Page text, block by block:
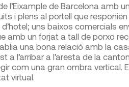
l’Eixample de Barcelona amb
i plens al portell que
d’hotel; uns baixos comercials
amb un forjat a tall de porxo
una bona relació amb la
a l’arribar a l’aresta de la
com una gran ombra vertical.
virtual.